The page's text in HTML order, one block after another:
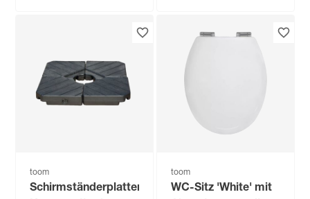
toom
Schirmständerplatten
toom
WC-Sitz 'White' mit